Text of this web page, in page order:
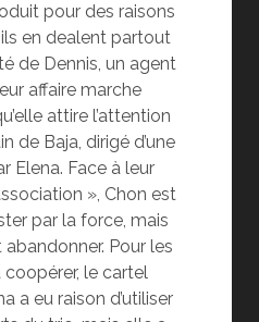
pour des raisons
en dealent partout
de Dennis, un agent
affaire marche
attire l’attention
de Baja, dirigé d’une
Elena. Face à leur
», Chon est
par la force, mais
Pour les
le cartel
a eu raison d’utiliser